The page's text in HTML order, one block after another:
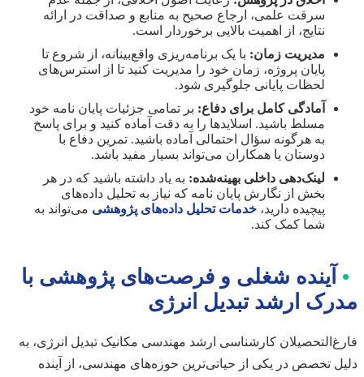
سرقت علمی، ارجاع صحیح به منابع و صداقت در ارائه
نتایج، از اهمیت بالایی برخوردار است.
مدیریت زمان: با یک برنامه‌ریزی واقع‌بینانه، از شروع تا
پایان پروژه، زمان خود را مدیریت کنید تا از استرس‌های
لحظات پایانی جلوگیری شود.
آمادگی کامل برای دفاع: بر تمامی جزئیات پایان نامه خود
مسلط باشید. اسلایدها را به دقت آماده کنید و برای پاسخ
به هرگونه سؤال احتمالی آماده باشید. تمرین دفاع با
دوستان یا همکاران می‌تواند بسیار مفید باشد.
لینک‌دهی داخلی بهینه‌شده: به یاد داشته باشید که در هر
بخش از نگارش پایان نامه که نیاز به تحلیل داده‌های
پیچیده دارید، خدمات تحلیل داده‌های پژوهشی می‌تواند به
شما کمک کند.
• آینده شغلی و فرصت‌های پژوهشی با
مدرک ارشد تبدیل انرژی
فارغ‌التحصیلان کارشناسی ارشد مهندسی مکانیک تبدیل انرژی، به
دلیل تخصص در یکی از حیاتی‌ترین حوزه‌های مهندسی، از آینده